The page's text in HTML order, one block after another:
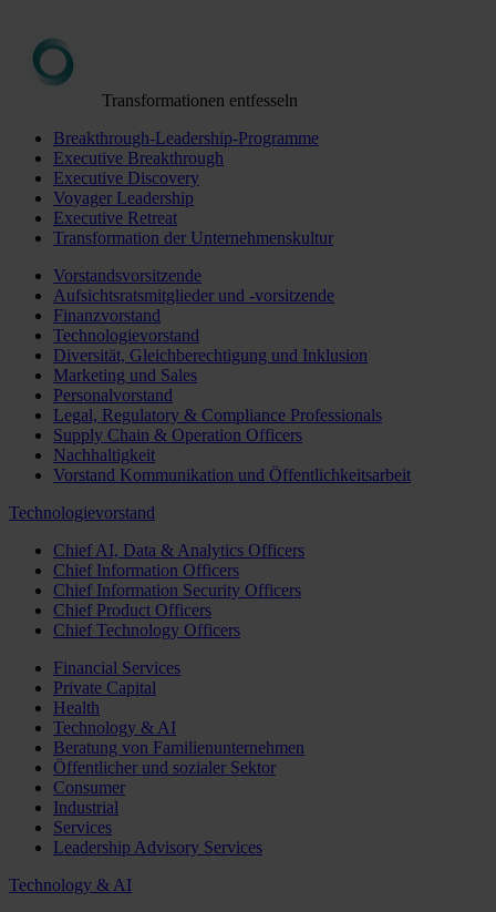
Transformationen entfesseln
Breakthrough-Leadership-Programme
Executive Breakthrough
Executive Discovery
Voyager Leadership
Executive Retreat
Transformation der Unternehmenskultur
Vorstandsvorsitzende
Aufsichtsratsmitglieder und -vorsitzende
Finanzvorstand
Technologievorstand
Diversität, Gleichberechtigung und Inklusion
Marketing und Sales
Personalvorstand
Legal, Regulatory & Compliance Professionals
Supply Chain & Operation Officers
Nachhaltigkeit
Vorstand Kommunikation und Öffentlichkeitsarbeit
Technologievorstand
Chief AI, Data & Analytics Officers
Chief Information Officers
Chief Information Security Officers
Chief Product Officers
Chief Technology Officers
Financial Services
Private Capital
Health
Technology & AI
Beratung von Familienunternehmen
Öffentlicher und sozialer Sektor
Consumer
Industrial
Services
Leadership Advisory Services
Technology & AI